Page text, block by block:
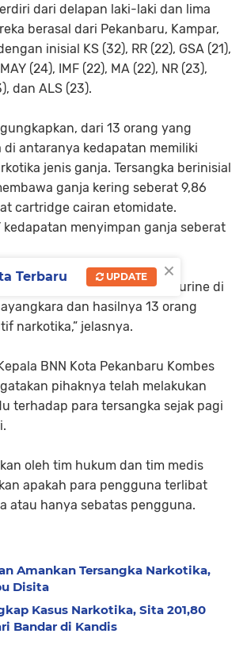
dari delapan laki-laki dan lima
berasal dari Pekanbaru, Kampar,
inisial KS (32), RR (22), GSA (21),
(24), IMF (22), MA (22), NR (23),
dan ALS (23).
dari 13 orang yang
di antaranya kedapatan memiliki
jenis ganja. Tersangka berinisial
ganja kering seberat 9,86
cartridge cairan etomidate.
kedapatan menyimpan ganja seberat
telah menjalani tes urine di
dan hasilnya 13 orang
narkotika,” jelasnya.
BNN Kota Pekanbaru Kombes
pihaknya telah melakukan
terhadap para tersangka sejak pagi
oleh tim hukum dan tim medis
apakah para pengguna terlibat
atau hanya sebatas pengguna.
Amankan Tersangka Narkotika,
Disita
Kasus Narkotika, Sita 201,80
Bandar di Kandis
×
Terbaru UPDATE